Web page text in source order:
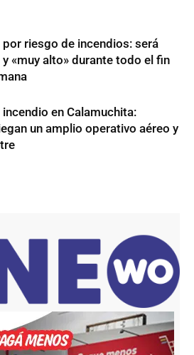
por riesgo de incendios: será
y «muy alto» durante todo el fin
en Calamuchita:
un amplio operativo aéreo y